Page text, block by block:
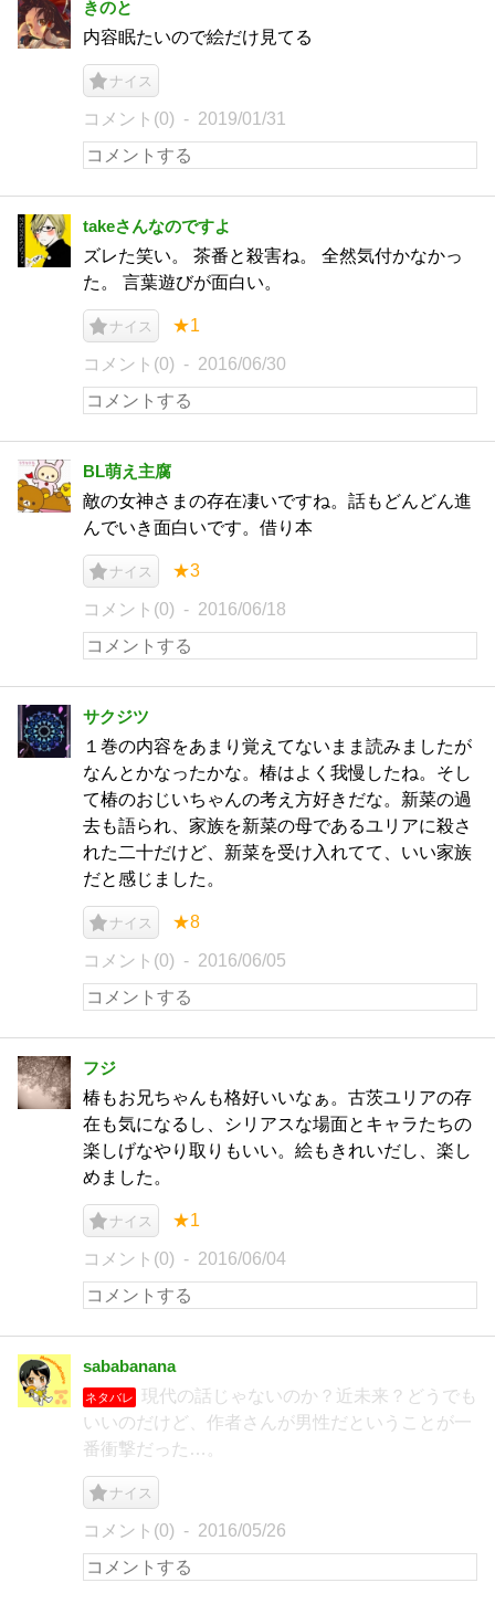
きのと
内容眠たいので絵だけ見てる
ナイス
コメント(0) 2019/01/31
takeさんなのですよ
ズレた笑い。 茶番と殺害ね。 全然気付かなかっ
た。 言葉遊びが面白い。
ナイス ★1
コメント(0) 2016/06/30
BL萌え主腐
敵の女神さまの存在凄いですね。話もどんどん進
んでいき面白いです。借り本
ナイス ★3
コメント(0) 2016/06/18
サクジツ
１巻の内容をあまり覚えてないまま読みましたが
なんとかなったかな。椿はよく我慢したね。そし
て椿のおじいちゃんの考え方好きだな。新菜の過
去も語られ、家族を新菜の母であるユリアに殺さ
れた二十だけど、新菜を受け入れてて、いい家族
だと感じました。
ナイス ★8
コメント(0) 2016/06/05
フジ
椿もお兄ちゃんも格好いいなぁ。古茨ユリアの存
在も気になるし、シリアスな場面とキャラたちの
楽しげなやり取りもいい。絵もきれいだし、楽し
めました。
ナイス ★1
コメント(0) 2016/06/04
sababanana
ネタバレ
現代の話じゃないのか？近未来？どうでも
いいのだけど、作者さんが男性だということが一
番衝撃だった…。
ナイス
コメント(0) 2016/05/26